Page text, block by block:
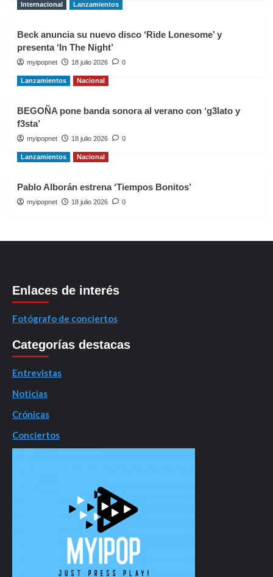
Internacional Lanzamientos
Beck anuncia su nuevo disco ‘Ride Lonesome’ y
presenta ‘In The Night’
myipopnet 18 julio 2026 0
Lanzamientos Nacional
BEGOÑA pone banda sonora al verano con ‘g3lato y
f3sta’
myipopnet 18 julio 2026 0
Lanzamientos Nacional
Pablo Alborán estrena ‘Tiempos Bonitos’
myipopnet 18 julio 2026 0
Enlaces de interés
Fotógrafo de conciertos
Categorías destacas
Entrevistas
Noticias
Crónicas
Conciertos